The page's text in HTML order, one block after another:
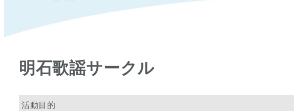
へ
明石歌謡サークル
活動目的